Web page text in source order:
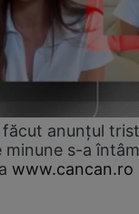
făcut anunțul
minune s-a
www.cancan.ro